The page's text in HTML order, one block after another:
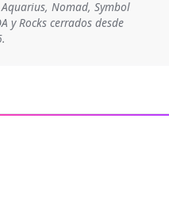
Nomad, Symbol
y Rocks cerrados desde